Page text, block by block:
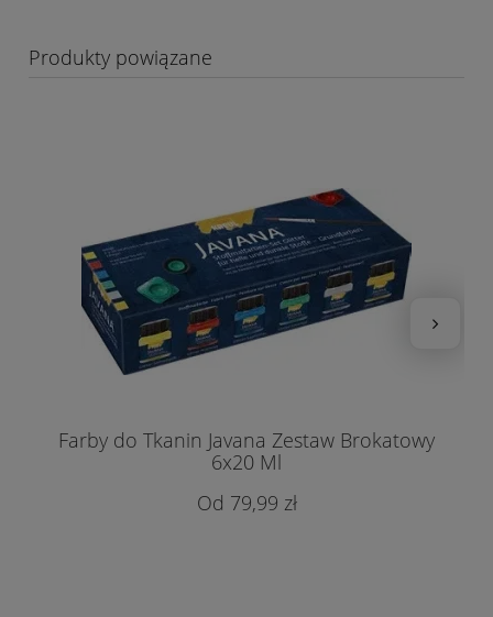
Produkty powiązane
Farby do Tkanin Javana Zestaw Brokatowy
6x20 Ml
79,99 zł